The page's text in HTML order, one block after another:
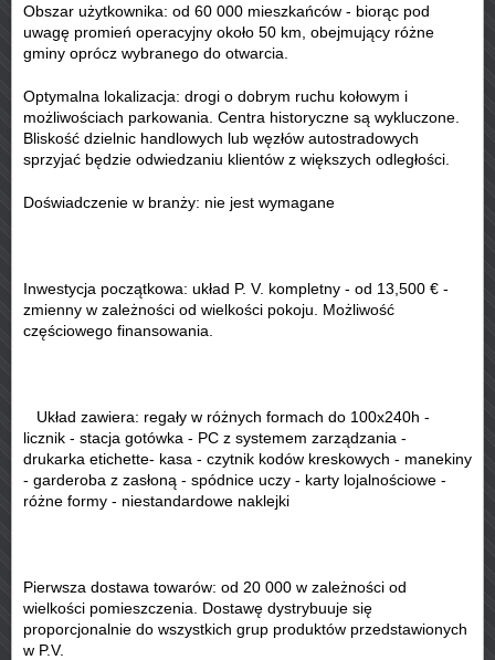
Obszar użytkownika: od 60 000 mieszkańców - biorąc pod
uwagę promień operacyjny około 50 km, obejmujący różne
gminy oprócz wybranego do otwarcia.
Optymalna lokalizacja: drogi o dobrym ruchu kołowym i
możliwościach parkowania. Centra historyczne są wykluczone.
Bliskość dzielnic handlowych lub węzłów autostradowych
sprzyjać będzie odwiedzaniu klientów z większych odległości.
Doświadczenie w branży: nie jest wymagane
Inwestycja początkowa: układ P. V. kompletny - od 13,500 € -
zmienny w zależności od wielkości pokoju. Możliwość
częściowego finansowania.
Układ zawiera: regały w różnych formach do 100x240h -
licznik - stacja gotówka - PC z systemem zarządzania -
drukarka etichette- kasa - czytnik kodów kreskowych - manekiny
- garderoba z zasłoną - spódnice uczy - karty lojalnościowe -
różne formy - niestandardowe naklejki
Pierwsza dostawa towarów: od 20 000 w zależności od
wielkości pomieszczenia. Dostawę dystrybuuje się
proporcjonalnie do wszystkich grup produktów przedstawionych
w P.V.